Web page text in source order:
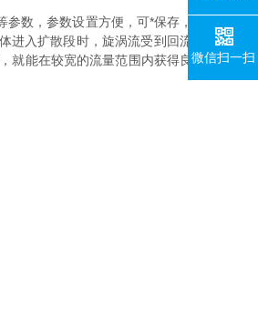
数，参数设置方便，可*保存，
进入扩散段时，旋涡流受到回流
就能在较宽的流量范围内获得良微信扫一扫